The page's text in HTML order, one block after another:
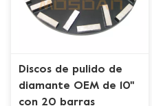
Discos de pulido de
diamante OEM de 10''
con 20 barras